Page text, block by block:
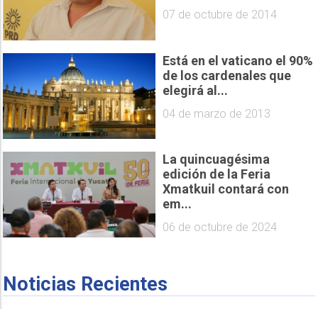
07 de octubre de 2014
Está en el vaticano el 90%
de los cardenales que
elegirá al...
04 de marzo de 2013
La quincuagésima
edición de la Feria
Xmatkuil contará con
em...
06 de octubre de 2024
Noticias Recientes